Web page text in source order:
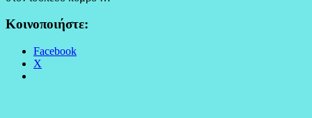
Κοινοποιήστε:
Facebook
X